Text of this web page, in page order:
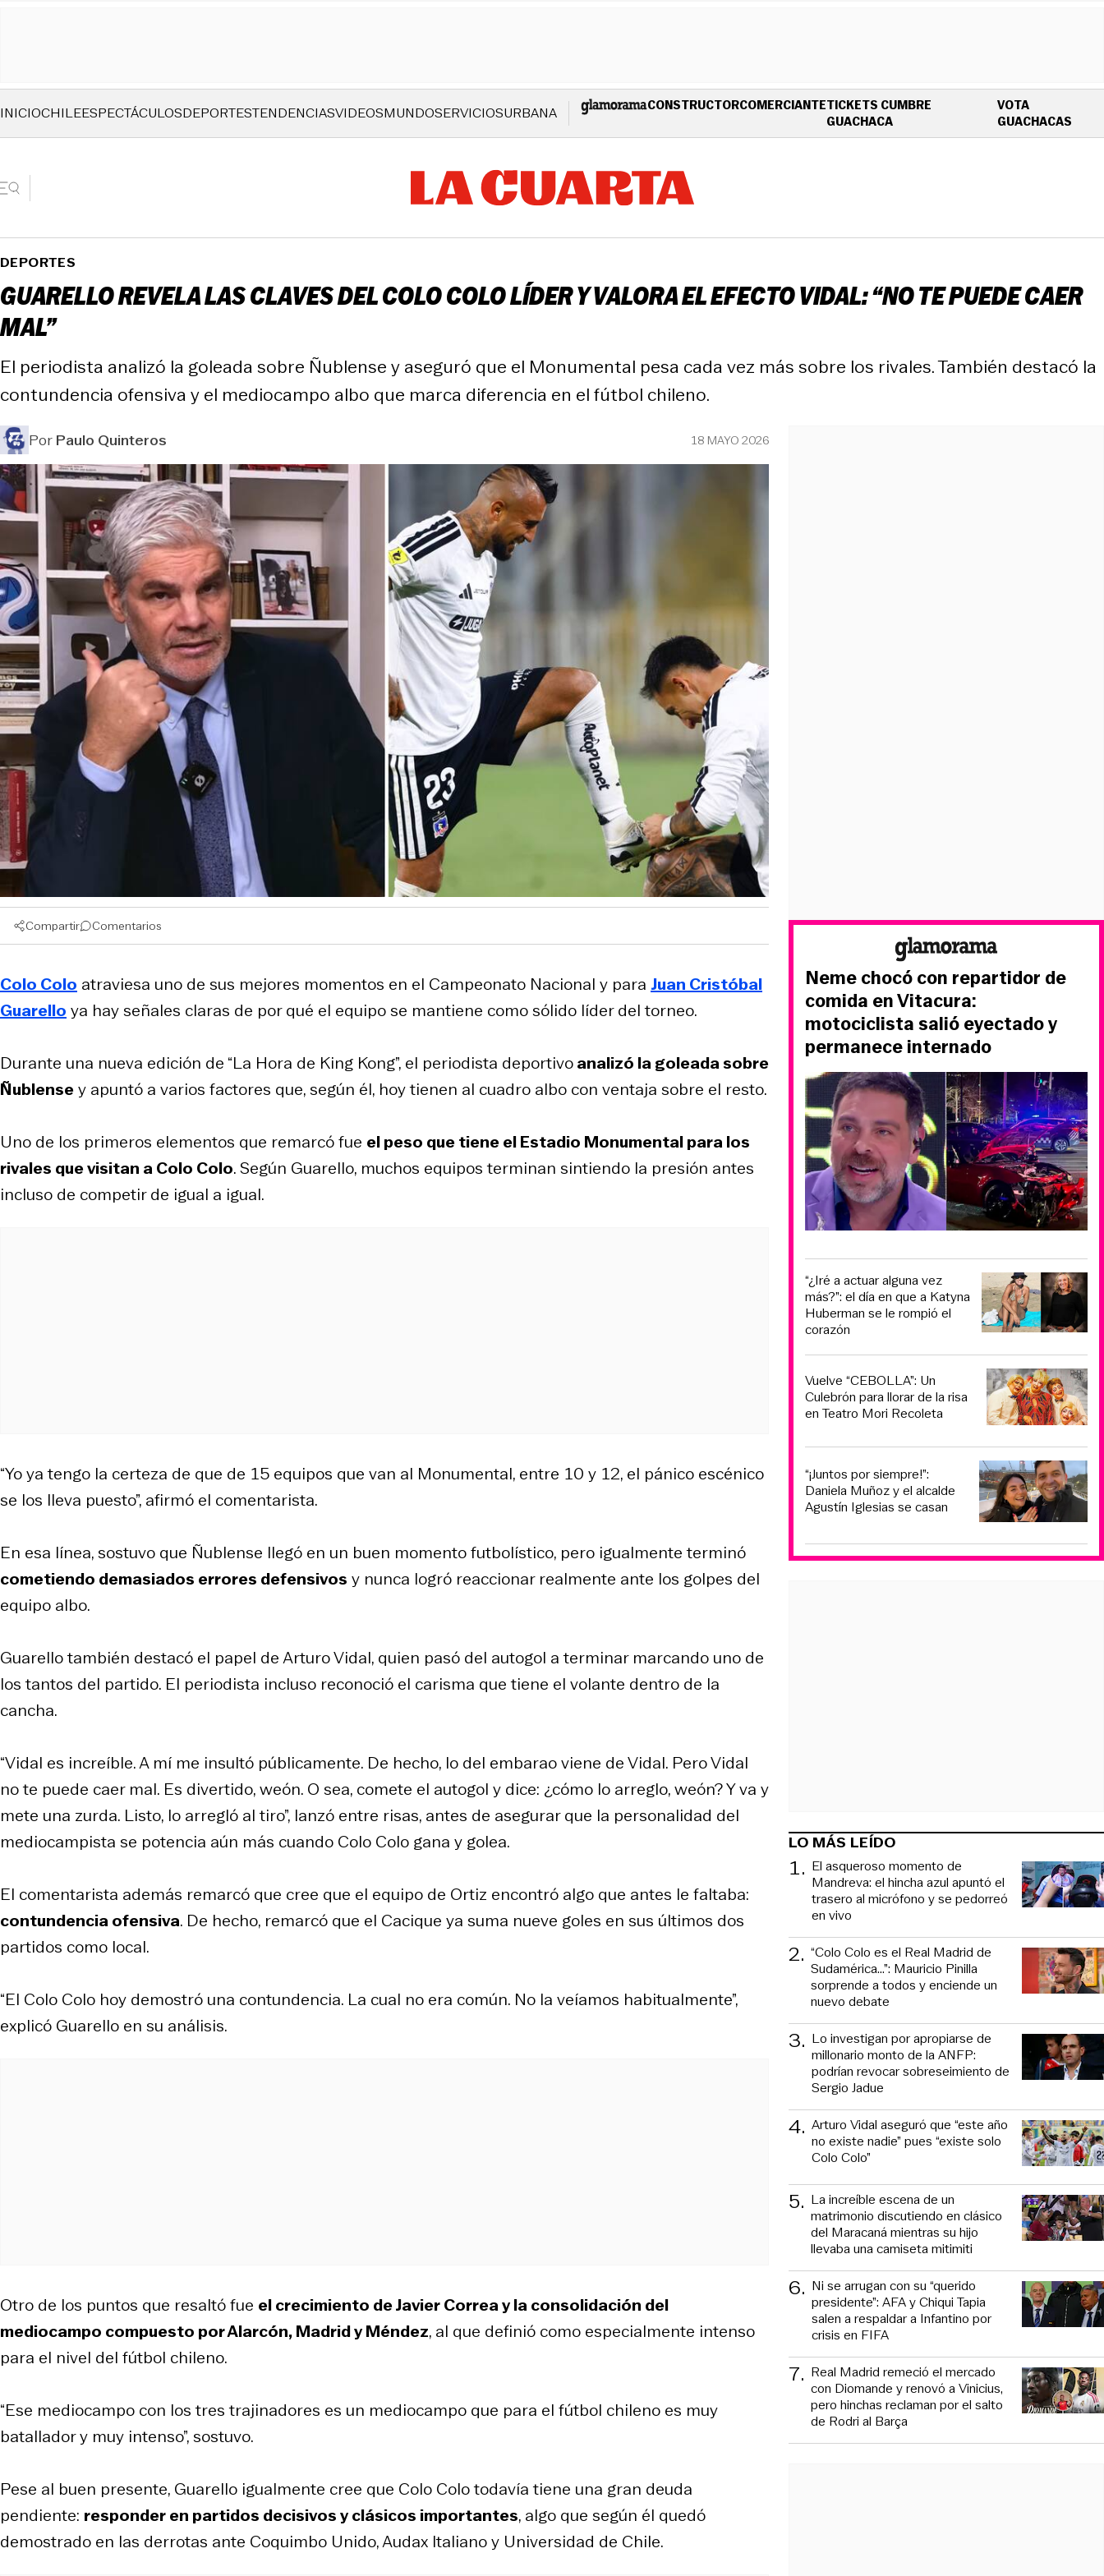
INICIOCHILEESPECTÁCULOSDEPORTESTENDENCIASVIDEOSMUNDOSERVICIOSURBANA CONSTRUCTORCOMERCIANTETICKETS CUMBRE
GUACHACAOPENS IN NEW WINDOW
VOTA
GUACHACAS
DEPORTES
GUARELLO REVELA LAS CLAVES DEL COLO COLO LÍDER Y VALORA EL EFECTO VIDAL: “NO TE PUEDE CAER
MAL”
El periodista analizó la goleada sobre Ñublense y aseguró que el Monumental pesa cada vez más sobre los rivales. También destacó la
contundencia ofensiva y el mediocampo albo que marca diferencia en el fútbol chileno.
PorPaulo Quinteros 18 MAYO 2026
Compartir Comentarios
Colo Colo atraviesa uno de sus mejores momentos en el Campeonato Nacional y para Juan Cristóbal
Guarello ya hay señales claras de por qué el equipo se mantiene como sólido líder del torneo.
Durante una nueva edición de “La Hora de King Kong”, el periodista deportivoanalizó la goleada sobre
Ñublensey apuntó a varios factores que, según él, hoy tienen al cuadro albo con ventaja sobre el resto.
Uno de los primeros elementos que remarcó fue el peso que tiene el Estadio Monumental para los
rivales que visitan a Colo Colo. Según Guarello, muchos equipos terminan sintiendo la presión antes
incluso de competir de igual a igual.
“Yo ya tengo la certeza de que de 15 equipos que van al Monumental, entre 10 y 12, el pánico escénico
se los lleva puesto”, afirmó el comentarista.
En esa línea, sostuvo que Ñublense llegó en un buen momento futbolístico, pero igualmente terminó
cometiendo demasiados errores defensivos y nunca logró reaccionar realmente ante los golpes del
equipo albo.
Guarello también destacó el papel de Arturo Vidal, quien pasó del autogol a terminar marcando uno de
los tantos del partido. El periodista incluso reconoció el carisma que tiene el volante dentro de la
cancha.
“Vidal es increíble. A mí me insultó públicamente. De hecho, lo del embaraoviene de Vidal. Pero Vidal
no te puede caer mal. Es divertido, weón. O sea, comete el autogol y dice: ¿cómo lo arreglo, weón? Y va y
mete una zurda. Listo, lo arregló al tiro”, lanzó entre risas, antes de asegurar que la personalidad del
mediocampista se potencia aún más cuando Colo Colo gana y golea.
El comentarista además remarcó que cree que el equipo de Ortiz encontró algo que antes le faltaba:
contundencia ofensiva. De hecho, remarcó que el Cacique ya suma nueve goles en sus últimos dos
partidos como local.
“El Colo Colo hoy demostró una contundencia. La cual no era común. No la veíamos habitualmente”,
explicó Guarello en su análisis.
Otro de los puntos que resaltó fue el crecimiento de Javier Correa y la consolidación del
mediocampo compuesto por Alarcón, Madrid y Méndez, al que definió como especialmente intenso
para el nivel del fútbol chileno.
“Ese mediocampo con los tres trajinadores es un mediocampo que para el fútbol chileno es muy
batallador y muy intenso”, sostuvo.
Pese al buen presente, Guarello igualmente cree que Colo Colo todavía tiene una gran deuda
pendiente: responder en partidos decisivos y clásicos importantes, algo que según él quedó
demostrado en las derrotas ante Coquimbo Unido, Audax Italiano y Universidad de Chile.
Neme chocó con repartidor de
comida en Vitacura:
motociclista salió eyectado y
permanece internado
“¿Iré a actuar alguna vez
más?”: el día en que a Katyna
Huberman se le rompió el
corazón
Vuelve “CEBOLLA”: Un
Culebrón para llorar de la risa
en Teatro Mori Recoleta
“¡Juntos por siempre!”:
Daniela Muñoz y el alcalde
Agustín Iglesias se casan
LO MÁS LEÍDO
1. El asqueroso momento de
Mandreva: el hincha azul apuntó el
trasero al micrófono y se pedorreó
en vivo
2. “Colo Colo es el Real Madrid de
Sudamérica…”: Mauricio Pinilla
sorprende a todos y enciende un
nuevo debate
3. Lo investigan por apropiarse de
millonario monto de la ANFP:
podrían revocar sobreseimiento de
Sergio Jadue
4. Arturo Vidal aseguró que “este año
no existe nadie” pues “existe solo
Colo Colo”
5. La increíble escena de un
matrimonio discutiendo en clásico
del Maracaná mientras su hijo
llevaba una camiseta mitimiti
6. Ni se arrugan con su “querido
presidente”: AFA y Chiqui Tapia
salen a respaldar a Infantino por
crisis en FIFA
7. Real Madrid remeció el mercado
con Diomande y renovó a Vinicius,
pero hinchas reclaman por el salto
de Rodri al Barça